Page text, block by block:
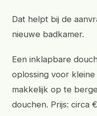
Dat helpt bij de
nieuwe badkamer.
Een inklapbare
oplossing voor
makkelijk op te
douchen. Prijs: circa